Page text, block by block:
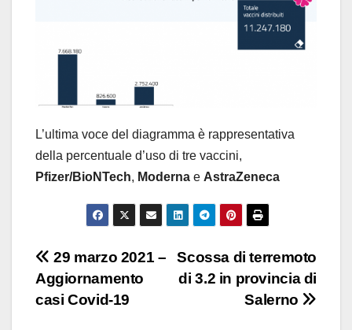
L’ultima voce del diagramma è rappresentativa
della percentuale d’uso di tre vaccini,
Pfizer/BioNTech, Moderna e AstraZeneca
Navigazione
articoli
Scossa di terremoto
di 3.2 in provincia di
Salerno
29 marzo 2021 –
Aggiornamento
casi Covid-19